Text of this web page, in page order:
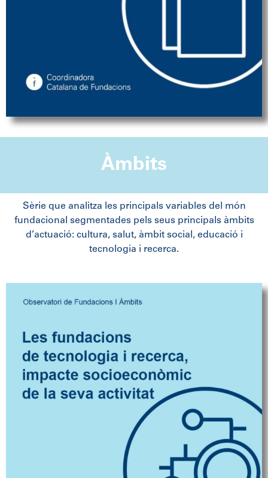
Àmbits
Sèrie que analitza les principals variables del món
fundacional segmentades pels seus principals àmbits
d’actuació: cultura, salut, àmbit social, educació i
tecnologia i recerca.